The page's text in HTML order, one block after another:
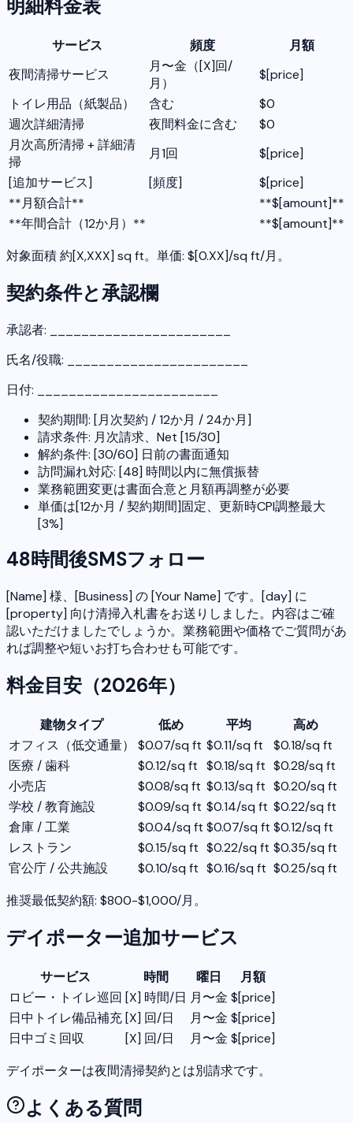
明細料金表
サービス 頻度
月額
夜間清掃サービス
月〜金（[X]回/
月）
$[price]
トイレ用品（紙製品）
含む
$0
週次詳細清掃
夜間料金に含む
$0
月次高所清掃 + 詳細清
掃
月1回
$[price]
[追加サービス]
[頻度]
$[price]
**月額合計**
**$[amount]**
**年間合計（12か月）**
**$[amount]**
対象面積 約[X,XXX] sq ft。単価: $[0.XX]/sq ft/月。
契約条件と承認欄
承認者: _______________________
氏名/役職: _______________________
日付: _______________________
契約期間: [月次契約 / 12か月 / 24か月]
請求条件: 月次請求、Net [15/30]
解約条件: [30/60] 日前の書面通知
訪問漏れ対応: [48] 時間以内に無償振替
業務範囲変更は書面合意と月額再調整が必要
単価は[12か月 / 契約期間]固定、更新時CPI調整最大
[3%]
48時間後SMSフォロー
[Name] 様、[Business] の [Your Name] です。[day] に
[property] 向け清掃入札書をお送りしました。内容はご確
認いただけましたでしょうか。業務範囲や価格でご質問があ
れば調整や短いお打ち合わせも可能です。
料金目安（2026年）
建物タイプ 低め 平均
高め
オフィス（低交通量）
$0.07/sq ft $0.11/sq ft
$0.18/sq ft
医療 / 歯科
$0.12/sq ft $0.18/sq ft $0.28/sq ft
小売店
$0.08/sq ft $0.13/sq ft $0.20/sq ft
学校 / 教育施設
$0.09/sq ft $0.14/sq ft $0.22/sq ft
倉庫 / 工業
$0.04/sq ft $0.07/sq ft $0.12/sq ft
レストラン
$0.15/sq ft $0.22/sq ft $0.35/sq ft
官公庁 / 公共施設
$0.10/sq ft $0.16/sq ft $0.25/sq ft
推奨最低契約額: $800-$1,000/月。
デイポーター追加サービス
サービス 時間 曜日
月額
ロビー・トイレ巡回 [X] 時間/日 月〜金 $[price]
日中トイレ備品補充 [X] 回/日 月〜金 $[price]
日中ゴミ回収
[X] 回/日 月〜金 $[price]
デイポーターは夜間清掃契約とは別請求です。
よくある質問